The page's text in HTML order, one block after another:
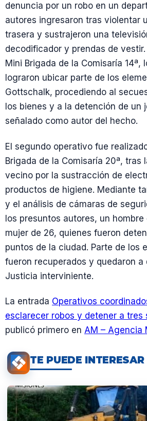
denuncia por un robo en un
autores ingresaron tras violentar
trasera y sustrajeron una
decodificador y prendas de
Mini Brigada de la Comisaría 14ª,
lograron ubicar parte de los
Gottschalk, procediendo al
los bienes y a la detención de un
señalado como autor del hecho.
El segundo operativo fue
Brigada de la Comisaría 20ª, tras
vecino por la sustracción de
productos de higiene. Mediante
y el análisis de cámaras de
los presuntos autores, un
mujer de 26, quienes fueron
puntos de la ciudad. Parte de los
fueron recuperados y quedaron a
Justicia interviniente.
La entrada Operativos
esclarecer robos y detener a tres
publicó primero en AM – Agencia
TE PUEDE INTERESAR